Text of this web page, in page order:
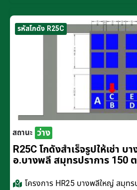
รหัสโกดัง R25C
สถานะ ว่าง
R25C โกดังสำเร็จรูปให้เช่า บ
อ.บางพลี สมุทรปราการ 150
โครงการ HR25 บางพลีใหญ่ สมุทร